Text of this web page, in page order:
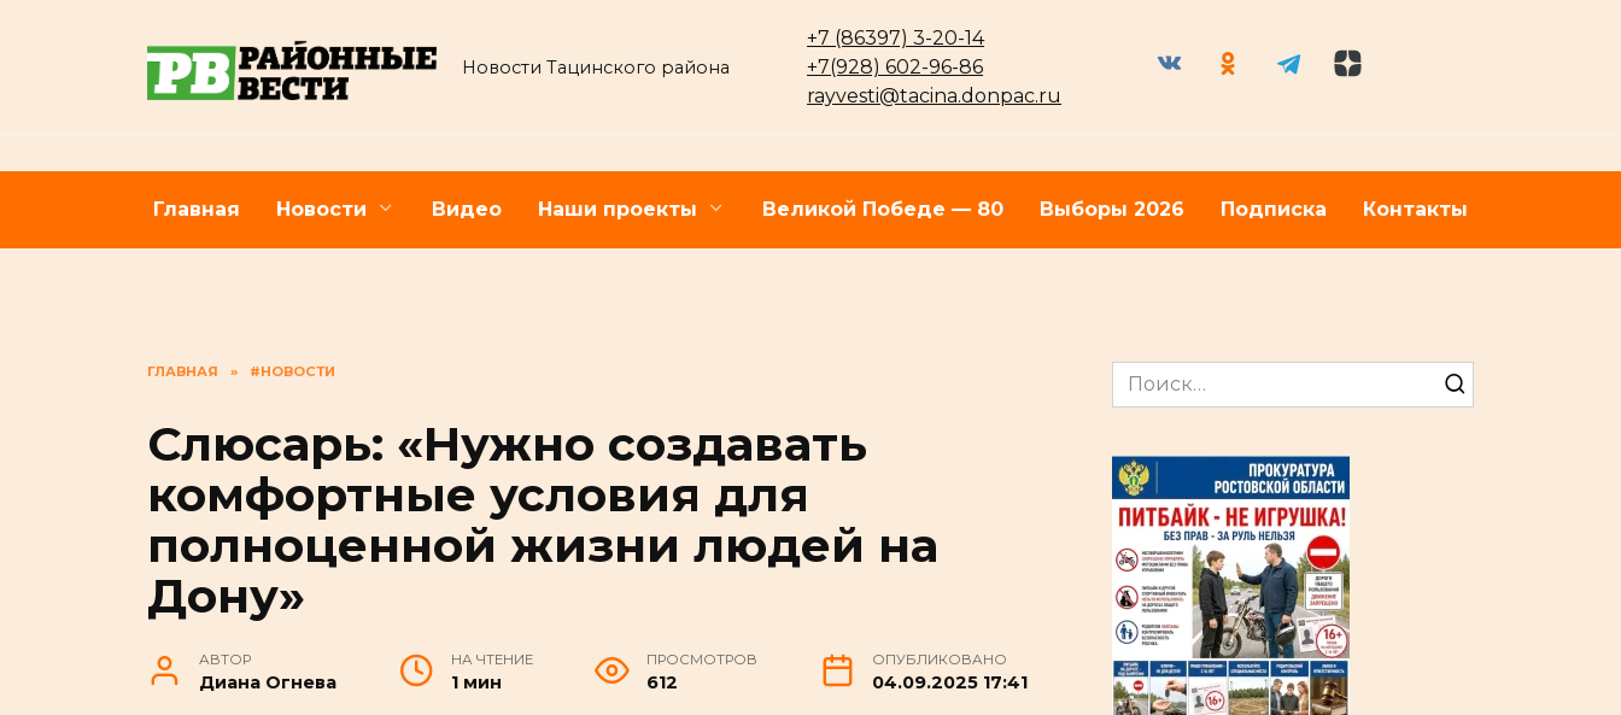
Новости Тацинского района
+7 (86397) 3-20-14
+7(928) 602-96-86
rayvesti@tacina.donpac.ru
Главная Новости Видео Наши проекты Великой Победе — 80 Выборы 2026 Подписка Контакты
ГЛАВНАЯ » #НОВОСТИ
Слюсарь: «Нужно создавать
комфортные условия для
полноценной жизни людей на
Дону»
АВТОР
Диана Огнева
НА ЧТЕНИЕ
1 мин
ПРОСМОТРОВ
612
ОПУБЛИКОВАНО
04.09.2025 17:41
Search
for: